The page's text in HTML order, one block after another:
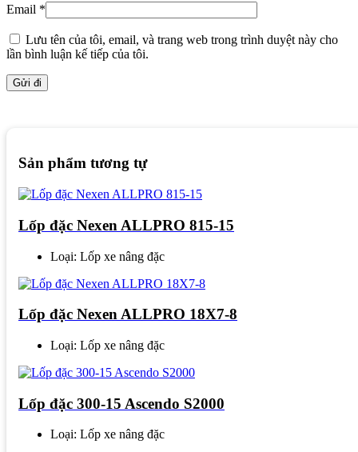
Email *
Lưu tên của tôi, email, và trang web trong trình duyệt này cho
lần bình luận kế tiếp của tôi.
Sản phẩm tương tự
Lốp đặc Nexen ALLPRO 815-15
Loại: Lốp xe nâng đặc
Lốp đặc Nexen ALLPRO 18X7-8
Loại: Lốp xe nâng đặc
Lốp đặc 300-15 Ascendo S2000
Loại: Lốp xe nâng đặc